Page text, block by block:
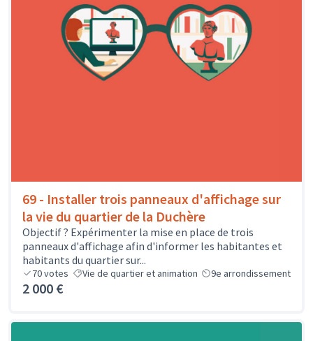
69 - Installer trois panneaux d'affichage sur
la vie du quartier de la Duchère
Objectif ? Expérimenter la mise en place de trois
panneaux d'affichage afin d'informer les habitantes et
habitants du quartier sur...
70votes Vie de quartier et animation 9e arrondissement
2 000 €